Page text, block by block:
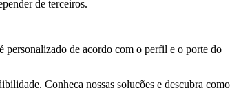
de terceiros.
personalizado de acordo com o perfil e o porte do
Conheça nossas soluções e descubra como